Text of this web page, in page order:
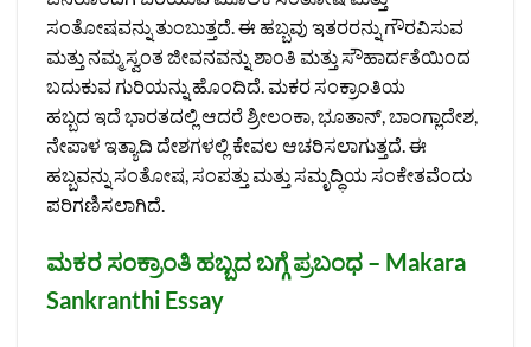
ಸಂತೋಷವನ್ನು ತುಂಬುತ್ತದೆ. ಈ ಹಬ್ಬವು ಇತರರನ್ನು ಗೌರವಿಸುವ
ಮತ್ತು ನಮ್ಮ ಸ್ವಂತ ಜೀವನವನ್ನು ಶಾಂತಿ ಮತ್ತು ಸೌಹಾರ್ದತೆಯಿಂದ
ಬದುಕುವ ಗುರಿಯನ್ನು ಹೊಂದಿದೆ. ಮಕರ ಸಂಕ್ರಾಂತಿಯ
ಹಬ್ಬದ ಇದೆ ಭಾರತದಲ್ಲಿ ಆದರೆ ಶ್ರೀಲಂಕಾ, ಭೂತಾನ್, ಬಾಂಗ್ಲಾದೇಶ,
ನೇಪಾಳ ಇತ್ಯಾದಿ ದೇಶಗಳಲ್ಲಿ ಕೇವಲ ಆಚರಿಸಲಾಗುತ್ತದೆ. ಈ
ಹಬ್ಬವನ್ನು ಸಂತೋಷ, ಸಂಪತ್ತು ಮತ್ತು ಸಮೃದ್ಧಿಯ ಸಂಕೇತವೆಂದು
ಪರಿಗಣಿಸಲಾಗಿದೆ.
ಮಕರ ಸಂಕ್ರಾಂತಿ ಹಬ್ಬದ ಬಗ್ಗೆ ಪ್ರಬಂಧ – Makara
Sankranthi Essay